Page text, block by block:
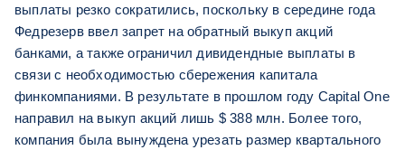
выплаты резко сократились, поскольку в середине года
Федрезерв ввел запрет на обратный выкуп акций
банками, а также ограничил дивидендные выплаты в
связи с необходимостью сбережения капитала
финкомпаниями. В результате в прошлом году Capital One
направил на выкуп акций лишь $ 388 млн. Более того,
компания была вынуждена урезать размер квартального